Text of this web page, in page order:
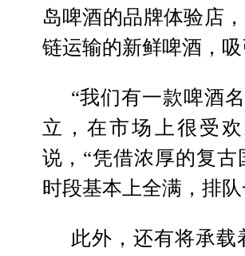
岛啤酒的品牌体验店
链运输的新鲜啤酒，
“我们有一款啤酒
立，在市场上很受
说，“凭借浓厚的复
时段基本上全满，排
此外，还有将承